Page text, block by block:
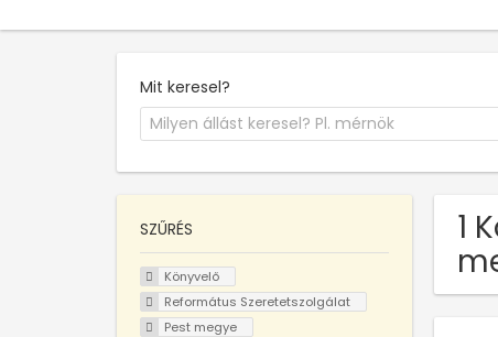
Mit keresel?
1
SZŰRÉS
Könyvelő
Református Szeretetszolgálat
Pest megye